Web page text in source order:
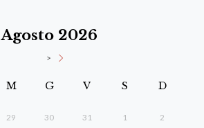
Agosto 2026
>
M G V S D
29 30 31 1 2